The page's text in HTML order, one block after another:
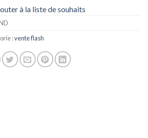
à la liste de souhaits
:vente flash